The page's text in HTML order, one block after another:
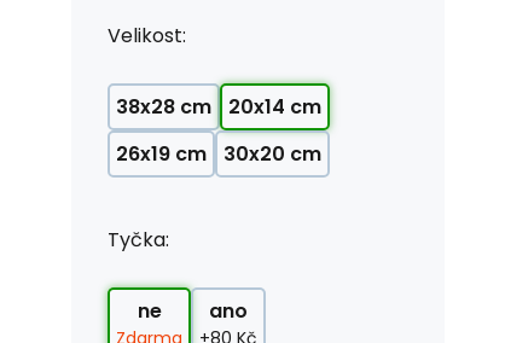
Velikost:
38x28 cm
20x14 cm
26x19 cm
30x20 cm
Tyčka:
ne
Zdarma
ano
+80 Kč